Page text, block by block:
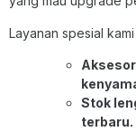
Layanan spesial
Stok
terbaru.